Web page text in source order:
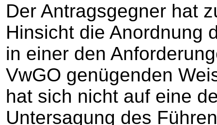
Der Antragsgegner hat
Hinsicht die Anordnung
in einer den
VwGO genügenden
hat sich nicht auf eine
Untersagung des